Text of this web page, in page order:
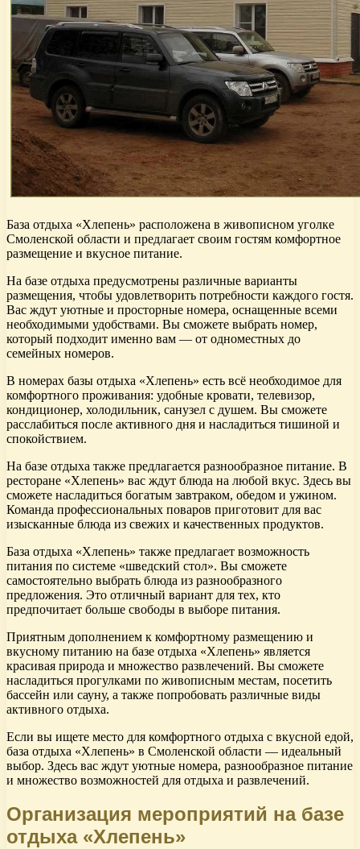
База отдыха «Хлепень» расположена в живописном уголке
Смоленской области и предлагает своим гостям комфортное
размещение и вкусное питание.
На базе отдыха предусмотрены различные варианты
размещения, чтобы удовлетворить потребности каждого гостя.
Вас ждут уютные и просторные номера, оснащенные всеми
необходимыми удобствами. Вы сможете выбрать номер,
который подходит именно вам — от одноместных до
семейных номеров.
В номерах базы отдыха «Хлепень» есть всё необходимое для
комфортного проживания: удобные кровати, телевизор,
кондиционер, холодильник, санузел с душем. Вы сможете
расслабиться после активного дня и насладиться тишиной и
спокойствием.
На базе отдыха также предлагается разнообразное питание. В
ресторане «Хлепень» вас ждут блюда на любой вкус. Здесь вы
сможете насладиться богатым завтраком, обедом и ужином.
Команда профессиональных поваров приготовит для вас
изысканные блюда из свежих и качественных продуктов.
База отдыха «Хлепень» также предлагает возможность
питания по системе «шведский стол». Вы сможете
самостоятельно выбрать блюда из разнообразного
предложения. Это отличный вариант для тех, кто
предпочитает больше свободы в выборе питания.
Приятным дополнением к комфортному размещению и
вкусному питанию на базе отдыха «Хлепень» является
красивая природа и множество развлечений. Вы сможете
насладиться прогулками по живописным местам, посетить
бассейн или сауну, а также попробовать различные виды
активного отдыха.
Если вы ищете место для комфортного отдыха с вкусной едой,
база отдыха «Хлепень» в Смоленской области — идеальный
выбор. Здесь вас ждут уютные номера, разнообразное питание
и множество возможностей для отдыха и развлечений.
Организация мероприятий на базе
отдыха «Хлепень»